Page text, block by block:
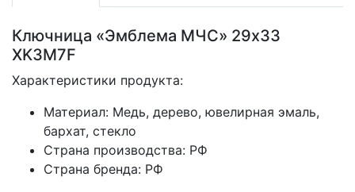
Ключница «Эмблема МЧС» 29х33
XK3M7F
Характеристики продукта:
Материал: Медь, дерево, ювелирная эмаль,
бархат, стекло
Страна производства: РФ
Страна бренда: РФ